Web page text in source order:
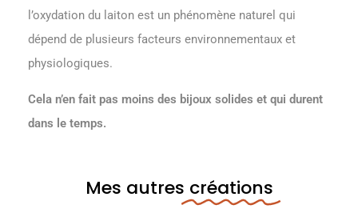
l’oxydation du laiton est un phénomène naturel qui
dépend de plusieurs facteurs environnementaux et
physiologiques.
Cela n’en fait pas moins des bijoux solides et qui durent
dans le temps.
Mes autres créations